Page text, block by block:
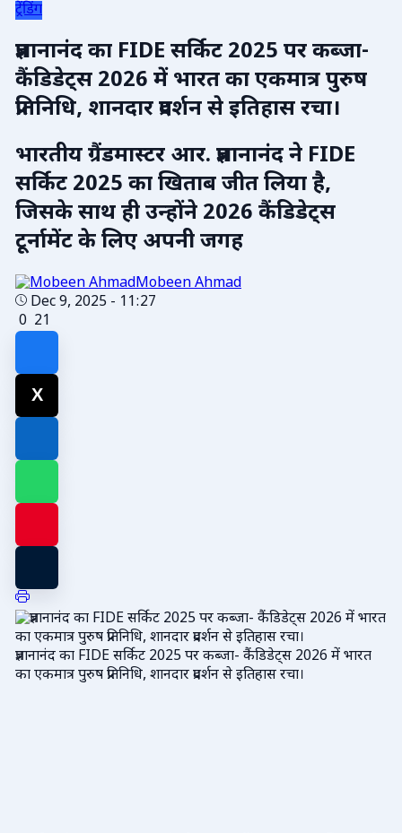
ट्रेंडिंग
प्रज्ञानानंद का FIDE सर्किट 2025 पर कब्जा-
कैंडिडेट्स 2026 में भारत का एकमात्र पुरुष
प्रतिनिधि, शानदार प्रदर्शन से इतिहास रचा।
भारतीय ग्रैंडमास्टर आर. प्रज्ञानानंद ने FIDE
सर्किट 2025 का खिताब जीत लिया है,
जिसके साथ ही उन्होंने 2026 कैंडिडेट्स
टूर्नामेंट के लिए अपनी जगह
Mobeen Ahmad
Dec 9, 2025 - 11:27
0 21
प्रज्ञानानंद का FIDE सर्किट 2025 पर कब्जा- कैंडिडेट्स 2026 में भारत
का एकमात्र पुरुष प्रतिनिधि, शानदार प्रदर्शन से इतिहास रचा।